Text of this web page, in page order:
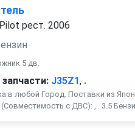
рест. 2006
5 дв.
J35Z1, .
в любой Город. Поставки из
с ДВС): , . 3.5